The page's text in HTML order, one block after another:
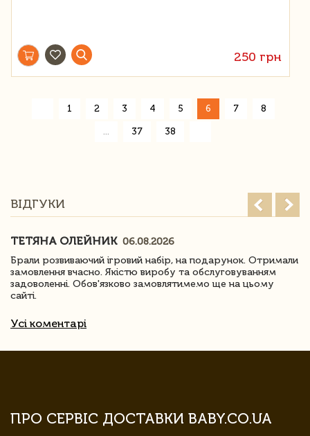
250 грн
1 2 3 4 5 6 7 8
37 38
ВІДГУКИ
ТЕТЯНА ОЛЕЙНИК 06.08.2026
Брали розвиваючий ігровий набір, на подарунок. Отримали
замовлення вчасно. Якістю виробу та обслуговуванням
задоволенні. Обов'язково замовлятимемо ще на цьому
сайті.
Усі коментарі
ПРО СЕРВІС ДОСТАВКИ BABY.CO.UA